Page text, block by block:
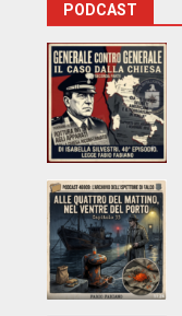
PODCAST